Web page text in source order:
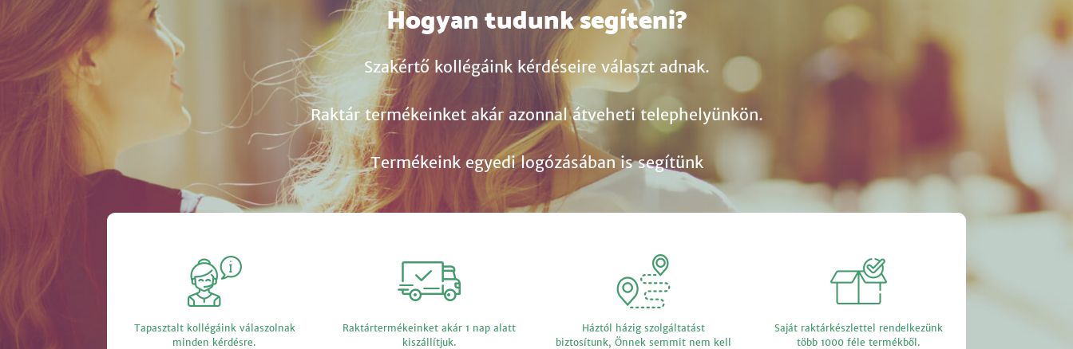
Hogyan tudunk segíteni?
Szakértő kollégáink kérdéseire választ adnak.
Raktár termékeinket akár azonnal átveheti telephelyünkön.
Termékeink egyedi logózásában is segítünk
Tapasztalt kollégáink válaszolnak
minden kérdésre.
Raktártermékeinket akár 1 nap alatt
kiszállítjuk.
Háztól házig szolgáltatást
biztosítunk, Önnek semmit nem kell
Saját raktárkészlettel rendelkezünk
több 1000 féle termékből.